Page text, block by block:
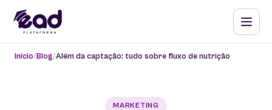
Início Blog Além da captação: tudo sobre fluxo de nutrição
MARKETING